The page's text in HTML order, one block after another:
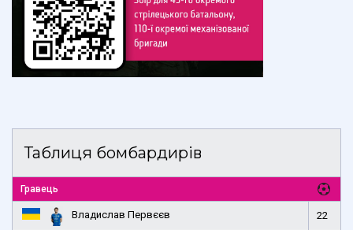
Таблиця бомбардирів
Гравець
Владислав Первєєв 22